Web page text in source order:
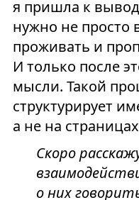
я пришла к
нужно не просто
проживать и
И только после
мысли. Такой
структурирует
а не на
Скоро
о них